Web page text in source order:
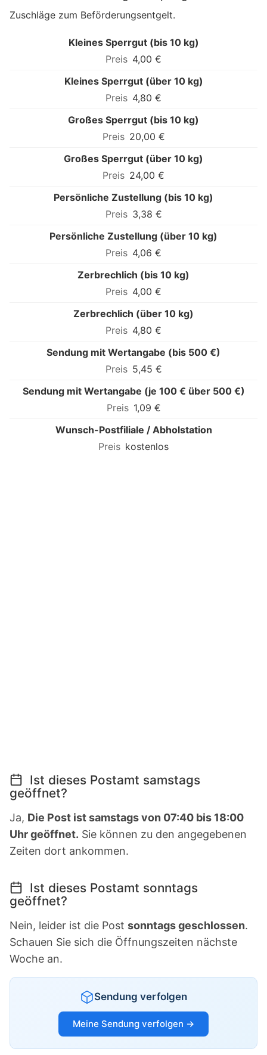
Zuschläge zum Beförderungsentgelt.
Kleines Sperrgut (bis 10 kg)
4,00 €
Kleines Sperrgut (über 10 kg)
4,80 €
Großes Sperrgut (bis 10 kg)
20,00 €
Großes Sperrgut (über 10 kg)
24,00 €
Persönliche Zustellung (bis 10 kg)
3,38 €
Persönliche Zustellung (über 10 kg)
4,06 €
Zerbrechlich (bis 10 kg)
4,00 €
Zerbrechlich (über 10 kg)
4,80 €
Sendung mit Wertangabe (bis 500 €)
5,45 €
Sendung mit Wertangabe (je 100 € über 500 €)
1,09 €
Wunsch-Postfiliale / Abholstation
kostenlos
Ist dieses Postamt samstags
geöffnet?
Ja, Die Post ist samstags von 07:40 bis 18:00
Uhr geöffnet. Sie können zu den angegebenen
Zeiten dort ankommen.
Ist dieses Postamt sonntags
geöffnet?
Nein, leider ist die Post sonntags geschlossen.
Schauen Sie sich die Öffnungszeiten nächste
Woche an.
Sendung verfolgen
Meine Sendung verfolgen →